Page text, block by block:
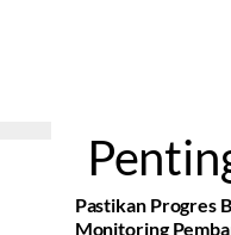
Pastikan Progres
Monitoring